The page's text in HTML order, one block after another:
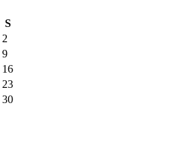
S
2
9
16
23
30